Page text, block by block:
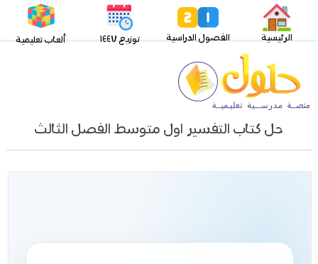
الرئيسية الفصول الدراسية توزيع ١٤٤٧ ألعاب تعليمية
حل كتاب التفسير اول متوسط الفصل الثالث